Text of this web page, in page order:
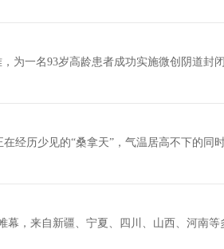
为一名93岁高龄患者成功实施微创阴道封闭
经历少见的“桑拿天”，气温居高不下的同时
幕，来自新疆、宁夏、四川、山西、河南等